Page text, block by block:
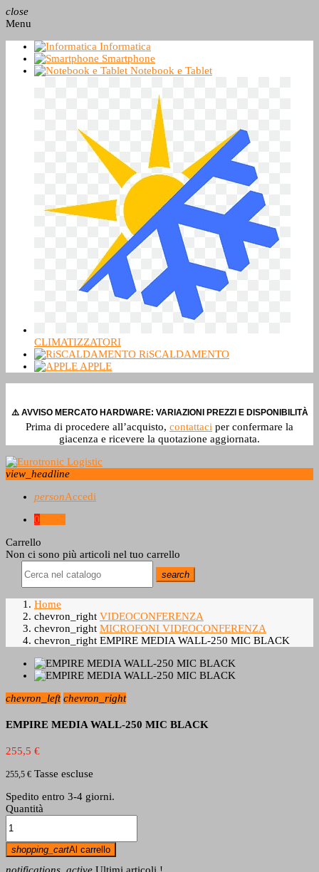
close
Menu
Informatica
Smartphone
Notebook e Tablet
CLIMATIZZATORI
RiSCALDAMENTO
APPLE
⚠️ AVVISO MERCATO HARDWARE: VARIAZIONI PREZZI E DISPONIBILITÀ
Prima di procedere all’acquisto, contattaci per confermare la
giacenza e ricevere la quotazione aggiornata.
view_headline
personAccedi
0
Carrello
Non ci sono più articoli nel tuo carrello
search
Home
chevron_right VIDEOCONFERENZA
chevron_right MICROFONI VIDEOCONFERENZA
chevron_right EMPIRE MEDIA WALL-250 MIC BLACK
chevron_left chevron_right
EMPIRE MEDIA WALL-250 MIC BLACK
255,5 €
255,5 € Tasse escluse
Spedito entro 3-4 giorni.
Quantità
shopping_cartAl carrello